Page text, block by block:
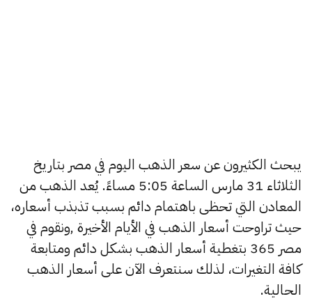
يبحث الكثيرون عن سعر الذهب اليوم في مصر بتاريخ
الثلاثاء 31 مارس الساعة 5:05 مساءً. يُعد الذهب من
المعادن التي تحظى باهتمام دائم بسبب تذبذب أسعاره،
حيث تراوحت أسعار الذهب في الأيام الأخيرة ,ونقوم في
مصر 365 بتغطية أسعار الذهب بشكل دائم ومتابعة
كافة التغيرات، لذلك سنتعرف الآن على أسعار الذهب
الحالية.